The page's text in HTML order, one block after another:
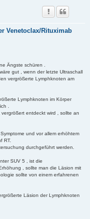
Venetoclax/Rituximab
Ängste schüren .
gut , wenn der letzte Ultraschall
vergrößerte Lymphknoten am
Lymphknoten im Körper
.
entdeckt wird , sollte an
und vor allem erhöhtem
RT.
durchgeführt werden.
SUV 5 , ist die
, sollte man die Läsion mit
sollte von einem erfahrenen
Läsion der Lymphknoten